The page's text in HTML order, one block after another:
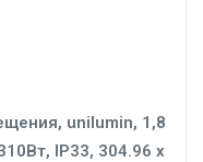
unilumin, 1,8
IP33, 304.96 x